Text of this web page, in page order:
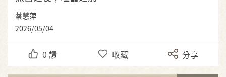
蔡慧萍
2026/05/04
0 讚 收藏 分享